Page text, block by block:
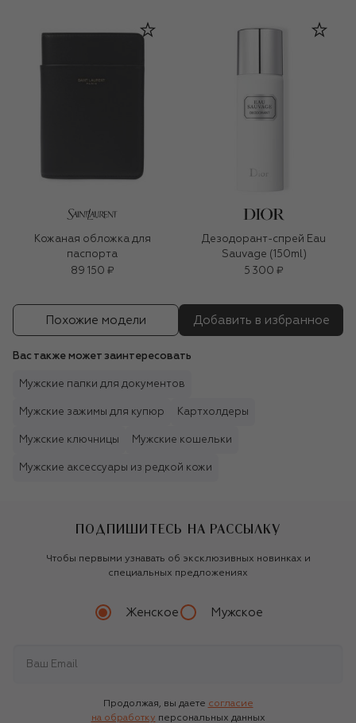
Кожаная обложка для
паспорта
89 150 ₽
Дезодорант-спрей Eau
Sauvage (150ml)
5 300 ₽
Похожие модели Добавить в избранное
Вас также может заинтересовать
Мужские папки для документов
Мужские зажимы для купюр Картхолдеры
Мужские ключницы Мужские кошельки
Мужские аксессуары из редкой кожи
ПОДПИШИТЕСЬ НА РАССЫЛКУ
Чтобы первыми узнавать об эксклюзивных новинках и
специальных предложениях
Женское Мужское
Продолжая, вы даете согласие
на обработку персональных данных